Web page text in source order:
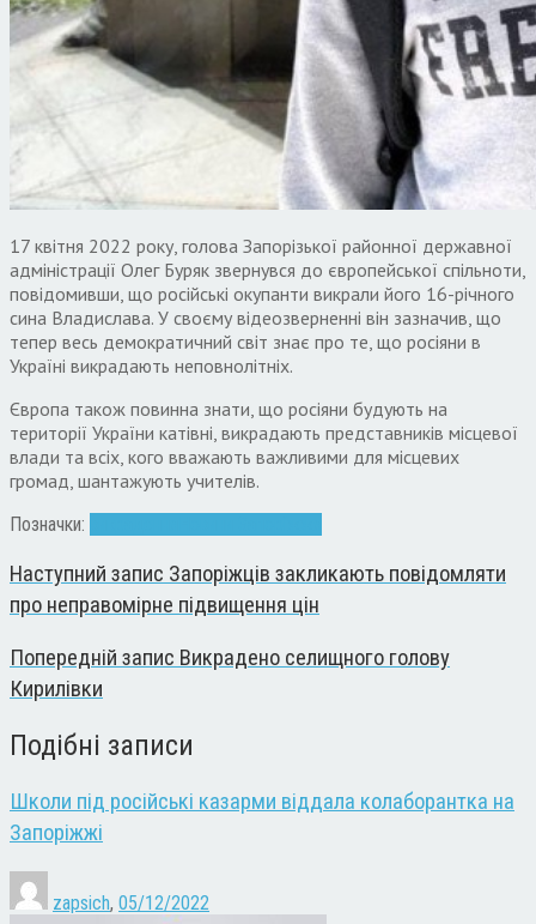
17 квітня 2022 року, голова Запорізької районної державної
адміністрації Олег Буряк звернувся до європейської спільноти,
повідомивши, що російські окупанти викрали його 16-річного
сина Владислава. У своєму відеозверненні він зазначив, що
тепер весь демократичний світ знає про те, що росіяни в
Україні викрадають неповнолітніх.
Європа також повинна знати, що росіяни будують на
території України катівні, викрадають представників місцевої
влади та всіх, кого вважають важливими для місцевих
громад, шантажують учителів.
Позначки:
Наступний запис Запоріжців закликають повідомляти
про неправомірне підвищення цін
Попередній запис Викрадено селищного голову
Кирилівки
Подібні записи
Школи під російські казарми віддала колаборантка на
Запоріжжі
zapsich, 05/12/2022